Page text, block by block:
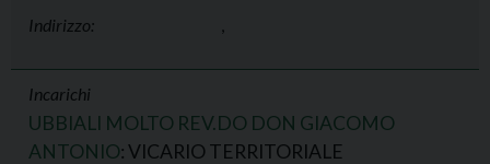
Indirizzo:
Incarichi
UBBIALI MOLTO REV.DO DON GIACOMO
ANTONIO: VICARIO TERRITORIALE